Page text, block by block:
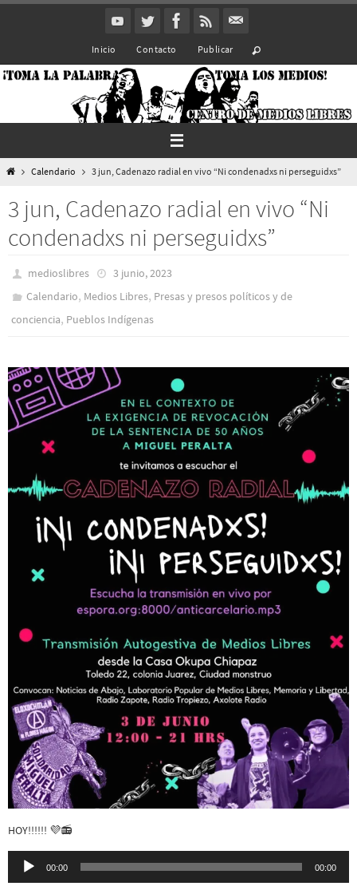
Inicio Contacto Publicar
InicioCalendario 3 jun, Cadenazo radial en vivo “Ni condenadxs ni perseguidxs”
3 jun, Cadenazo radial en vivo “Ni
condenadxs ni perseguidxs”
medioslibres
3 junio, 2023
Calendario, Medios Libres, Presas y presos polí­ticos y de
conciencia, Pueblos Indí­genas
HOY!!!!!! 💜📻
Reproductor
00:00 00:00